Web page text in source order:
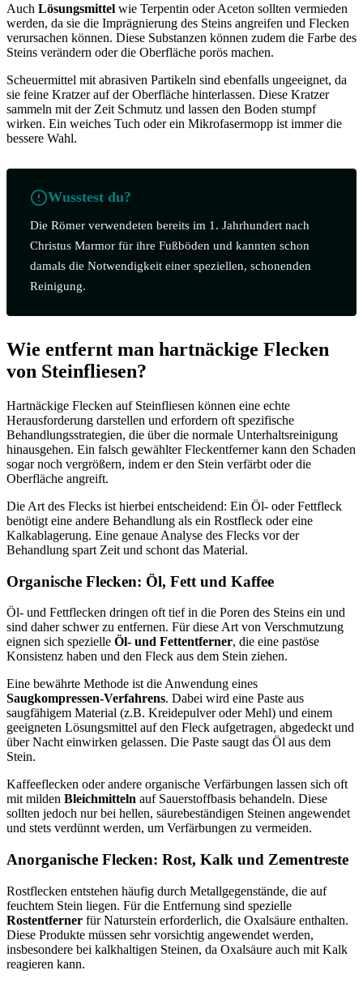
Auch Lösungsmittel wie Terpentin oder Aceton sollten vermieden
werden, da sie die Imprägnierung des Steins angreifen und Flecken
verursachen können. Diese Substanzen können zudem die Farbe des
Steins verändern oder die Oberfläche porös machen.
Scheuermittel mit abrasiven Partikeln sind ebenfalls ungeeignet, da
sie feine Kratzer auf der Oberfläche hinterlassen. Diese Kratzer
sammeln mit der Zeit Schmutz und lassen den Boden stumpf
wirken. Ein weiches Tuch oder ein Mikrofasermopp ist immer die
bessere Wahl.
Wusstest du?
Die Römer verwendeten bereits im 1. Jahrhundert nach
Christus Marmor für ihre Fußböden und kannten schon
damals die Notwendigkeit einer speziellen, schonenden
Reinigung.
Wie entfernt man hartnäckige Flecken
von Steinfliesen?
Hartnäckige Flecken auf Steinfliesen können eine echte
Herausforderung darstellen und erfordern oft spezifische
Behandlungsstrategien, die über die normale Unterhaltsreinigung
hinausgehen. Ein falsch gewählter Fleckentferner kann den Schaden
sogar noch vergrößern, indem er den Stein verfärbt oder die
Oberfläche angreift.
Die Art des Flecks ist hierbei entscheidend: Ein Öl- oder Fettfleck
benötigt eine andere Behandlung als ein Rostfleck oder eine
Kalkablagerung. Eine genaue Analyse des Flecks vor der
Behandlung spart Zeit und schont das Material.
Organische Flecken: Öl, Fett und Kaffee
Öl- und Fettflecken dringen oft tief in die Poren des Steins ein und
sind daher schwer zu entfernen. Für diese Art von Verschmutzung
eignen sich spezielle Öl- und Fettentferner, die eine pastöse
Konsistenz haben und den Fleck aus dem Stein ziehen.
Eine bewährte Methode ist die Anwendung eines
Saugkompressen-Verfahrens. Dabei wird eine Paste aus
saugfähigem Material (z.B. Kreidepulver oder Mehl) und einem
geeigneten Lösungsmittel auf den Fleck aufgetragen, abgedeckt und
über Nacht einwirken gelassen. Die Paste saugt das Öl aus dem
Stein.
Kaffeeflecken oder andere organische Verfärbungen lassen sich oft
mit milden Bleichmitteln auf Sauerstoffbasis behandeln. Diese
sollten jedoch nur bei hellen, säurebeständigen Steinen angewendet
und stets verdünnt werden, um Verfärbungen zu vermeiden.
Anorganische Flecken: Rost, Kalk und Zementreste
Rostflecken entstehen häufig durch Metallgegenstände, die auf
feuchtem Stein liegen. Für die Entfernung sind spezielle
Rostentferner für Naturstein erforderlich, die Oxalsäure enthalten.
Diese Produkte müssen sehr vorsichtig angewendet werden,
insbesondere bei kalkhaltigen Steinen, da Oxalsäure auch mit Kalk
reagieren kann.